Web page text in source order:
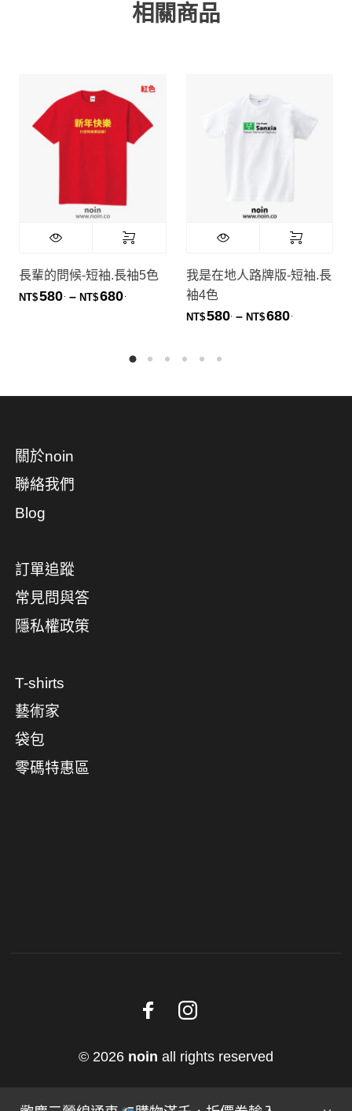
相關商品
長輩的問候-短袖.長袖5色
NT$580 – NT$680價格範圍：NT$580. 到 NT$680.
我是在地人路牌版-短袖.長
袖4色
NT$580 – NT$680
關於noin
聯絡我們
Blog
訂單追蹤
常見問與答
隱私權政策
T-shirts
藝術家
袋包
零碼特惠區
© 2026 noin all rights reserved